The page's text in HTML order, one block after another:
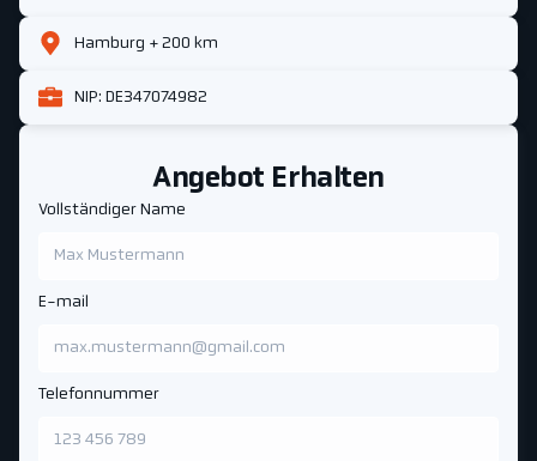
Angebot Erhalten
Vollständiger Name
E-mail
Telefonnummer
Hamburg + 200 km
NIP: DE347074982